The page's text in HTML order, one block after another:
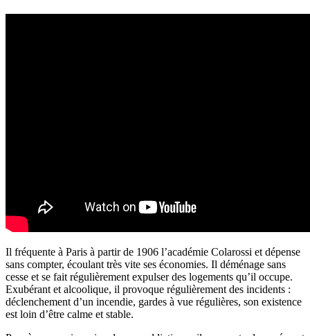
Il fréquente à Paris à partir de 1906 l’académie Colarossi et dépense
sans compter, écoulant très vite ses économies. Il déménage sans
cesse et se fait régulièrement expulser des logements qu’il occupe.
Exubérant et alcoolique, il provoque régulièrement des incidents :
déclenchement d’un incendie, gardes à vue régulières, son existence
est loin d’être calme et stable.